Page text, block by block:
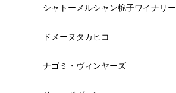
シャトーメルシャン椀子ワイナリー
ドメーヌタカヒコ
ナゴミ・ヴィンヤーズ